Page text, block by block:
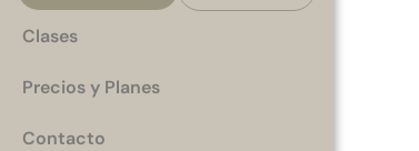
Clases
Precios y Planes
Contacto